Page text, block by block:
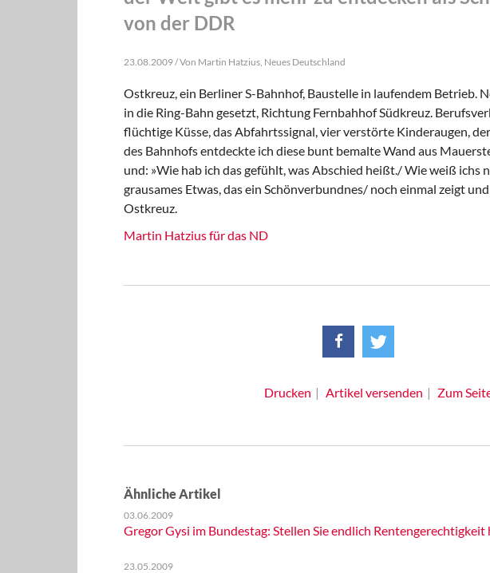
von der DDR
23.08.2009 / Von Martin Hatzius, Neues Deutschland
Ostkreuz, ein Berliner S-Bahnhof, Baustelle in laufendem Betrieb.
in die Ring-Bahn gesetzt, Richtung Fernbahhof Südkreuz.
flüchtige Küsse, das Abfahrtssignal, vier verstörte Kinderaugen,
des Bahnhofs entdeckte ich diese bunt bemalte Wand aus
und: »Wie hab ich das gefühlt, was Abschied heißt./ Wie weiß ichs
grausames Etwas, das ein Schönverbundnes/ noch einmal zeigt
Ostkreuz.
Martin Hatzius für das ND
Drucken Artikel versenden Zum
Ähnliche Artikel
03.06.2009
Gregor Gysi im Bundestag: Stellen Sie endlich Rentengerechtigkeit
23.05.2009